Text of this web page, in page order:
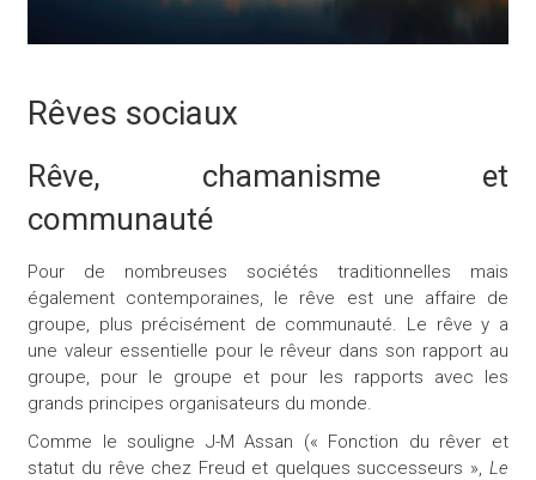
Rêves sociaux
Rêve, chamanisme et
communauté
Pour de nombreuses sociétés traditionnelles mais
également contemporaines, le rêve est une affaire de
groupe, plus précisément de communauté. Le rêve y a
une valeur essentielle pour le rêveur dans son rapport au
groupe, pour le groupe et pour les rapports avec les
grands principes organisateurs du monde.
Comme le souligne J-M Assan (« Fonction du rêver et
statut du rêve chez Freud et quelques successeurs », Le